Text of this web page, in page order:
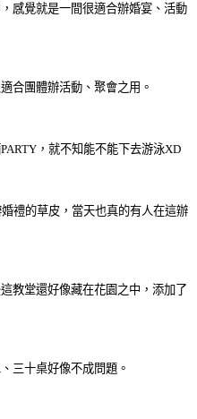
感覺就是一間很適合辦婚宴、活動
合團體辦活動、聚會之用。
，就不知能不能下去游泳XD
禮的草皮，當天也真的有人在這辦
教堂還好像藏在花園之中，添加了
三十桌好像不成問題。